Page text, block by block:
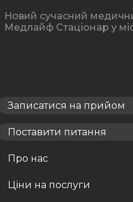
Новий сучасний
Медлайф Стаціонар у
Записатися на прийом
Поставити питання
Про нас
Ціни на послуги